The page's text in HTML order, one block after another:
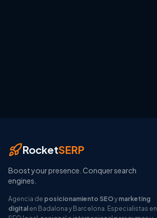
RocketSERP
Boost your presence. Conquer search
engines.
Agencia de posicionamiento SEOy marketing
digital en Badalona y Barcelona. Especialistas en